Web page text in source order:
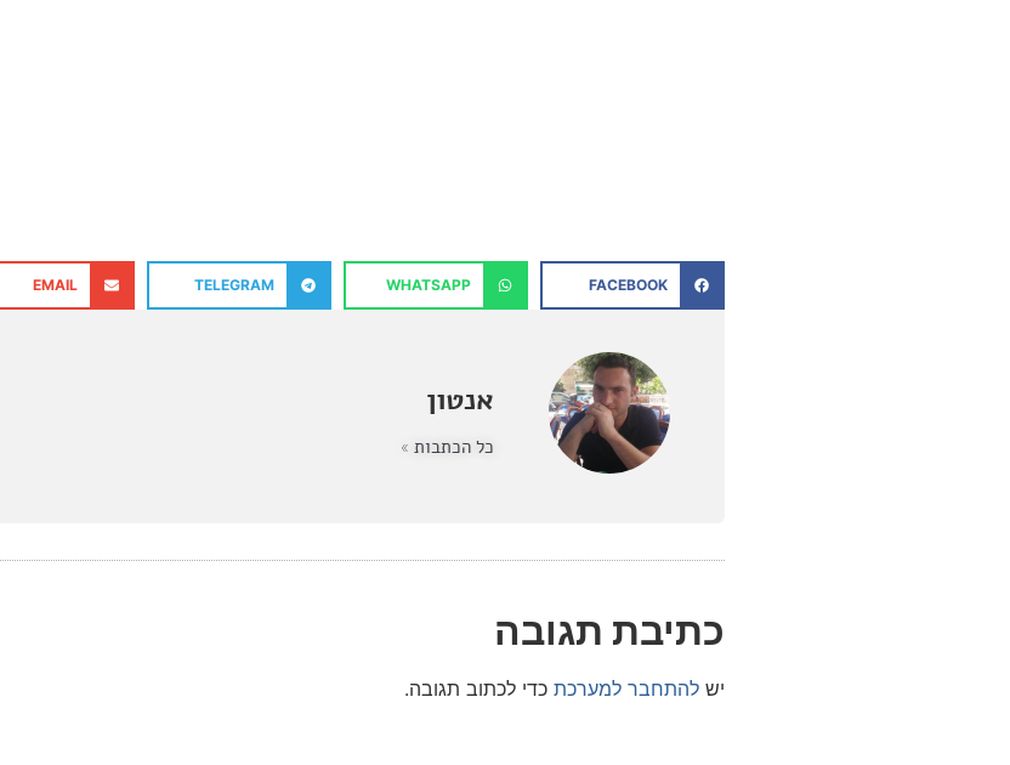
FACEBOOK
WHATSAPP
TELEGRAM
EMAIL
אנטון
כל הכתבות »
כתיבת תגובה
ישלהתחבר למערכת כדי לכתוב תגובה.